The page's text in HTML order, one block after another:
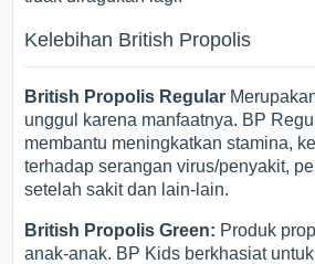
Kelebihan British Propolis
British Propolis Regular
unggul karena manfaatnya. BP
membantu meningkatkan stamina,
terhadap serangan virus/penyakit,
setelah sakit dan lain-lain.
British Propolis Green: Produk
anak-anak. BP Kids berkhasiat